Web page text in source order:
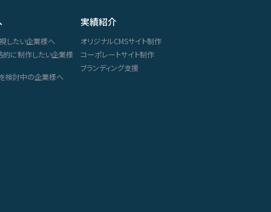
したい企業様へ
的に制作したい企業様
検討中の企業様へ
実績紹介
オリジナルCMSサイト制作
コーポレートサイト制作
ブランディング支援